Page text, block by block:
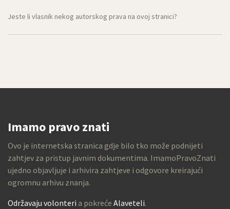
Jeste li vlasnik nekog autorskog prava na ovoj stranici?
Imamo pravo znati
Ovo je internetska stranica gdje bilo tko može podnijeti
zahtjev za pristup javnim dokumentima. ImamoPravoZnati
ujedno objavljuje i arhivira zahtjeve i odgovore kreirajući
ogromnu arhivu znanja.
Održavaju volonteri a pokreće Alaveteli.